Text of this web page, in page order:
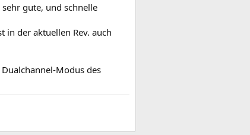
gute, und schnelle
in der aktuellen Rev. auch
Modus des